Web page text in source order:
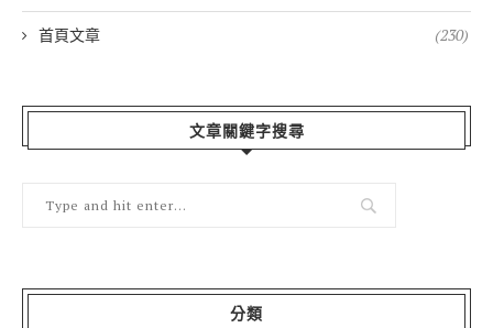
首頁文章 (230)
文章關鍵字搜尋
分類